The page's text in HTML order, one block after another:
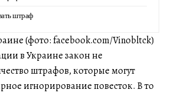
штраф
(фото: facebook.com/Vinobltck)
в Украине закон не
штрафов, которые могут
игнорирование повесток. В то